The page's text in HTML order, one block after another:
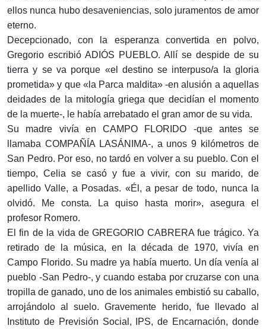
ellos nunca hubo desaveniencias, solo juramentos de amor
eterno.
Decepcionado, con la esperanza convertida en polvo,
Gregorio escribió ADIÓS PUEBLO. Allí se despide de su
tierra y se va porque «el destino se interpuso/a la gloria
prometida» y que «la Parca maldita» -en alusión a aquellas
deidades de la mitología griega que decidían el momento
de la muerte-, le había arrebatado el gran amor de su vida.
Su madre vivía en CAMPO FLORIDO -que antes se
llamaba COMPAÑÍA LASÁNIMA-, a unos 9 kilómetros de
San Pedro. Por eso, no tardó en volver a su pueblo. Con el
tiempo, Celia se casó y fue a vivir, con su marido, de
apellido Valle, a Posadas. «Él, a pesar de todo, nunca la
olvidó. Me consta. La quiso hasta morir», asegura el
profesor Romero.
El fin de la vida de GREGORIO CABRERA fue trágico. Ya
retirado de la música, en la década de 1970, vivía en
Campo Florido. Su madre ya había muerto. Un día venía al
pueblo -San Pedro-, y cuando estaba por cruzarse con una
tropilla de ganado, uno de los animales embistió su caballo,
arrojándolo al suelo. Gravemente herido, fue llevado al
Instituto de Previsión Social, IPS, de Encarnación, donde